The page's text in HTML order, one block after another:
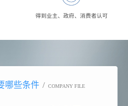
得到业主、政府、消费者认可
哪些条件 / COMPANY FILE